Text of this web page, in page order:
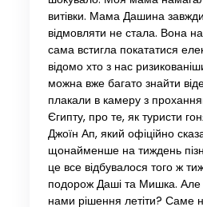
витівки. Мама Дашина
відмовляти не стала. Вона
сама встигла покататися
відомо хто з нас
можна вже багато знайти
плакали в камеру з
Єгипту, про те, як туристи
Джоїн Ап, який офіційно
щонайменше на тиждень
це все відбувалося того ж
подорож Даші та Мишка.
нами рішення летіти? Саме